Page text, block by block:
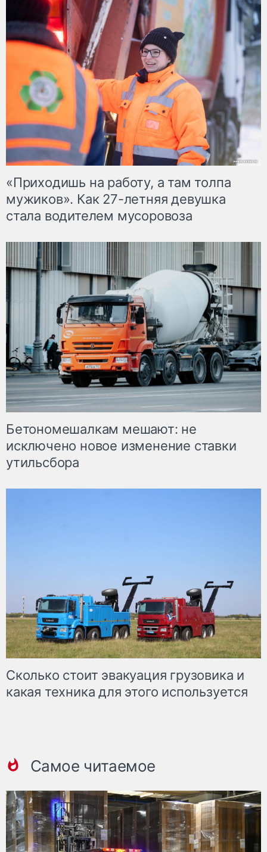
«Приходишь на работу, а там толпа
мужиков». Как 27-летняя девушка
стала водителем мусоровоза
Бетономешалкам мешают: не
исключено новое изменение ставки
утильсбора
Сколько стоит эвакуация грузовика и
какая техника для этого используется
Самое читаемое